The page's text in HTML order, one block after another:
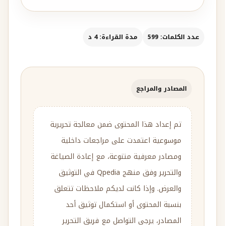
عدد الكلمات: 599 مدة القراءة: 4 د
المصادر والمراجع
تم إعداد هذا المحتوى ضمن معالجة تحريرية
موسوعية اعتمدت على مراجعات داخلية
ومصادر معرفية متنوعة، مع إعادة الصياغة
والتحرير وفق منهج Qpedia في التوثيق
والعرض. وإذا كانت لديكم ملاحظات تتعلق
بنسبة المحتوى أو استكمال توثيق أحد
المصادر، يرجى التواصل مع فريق التحرير